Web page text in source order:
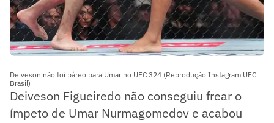
Deiveson não foi páreo para Umar no UFC 324 (Reprodução Instagram UFC
Brasil)
Deiveson Figueiredo não conseguiu frear o
ímpeto de Umar Nurmagomedov e acabou